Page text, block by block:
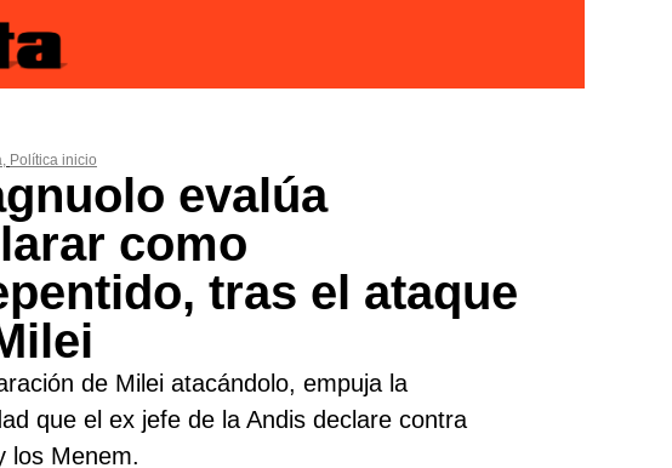
Política inicio
evalúa
como
tras el ataque
de Milei atacándolo, empuja la
que el ex jefe de la Andis declare contra
los Menem.